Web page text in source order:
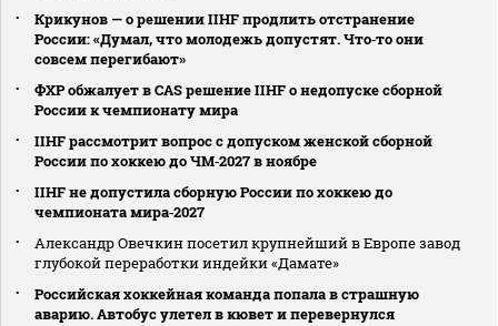
Крикунов — о решении IIHF продлить отстранение
России: «Думал, что молодежь допустят. Что‑то они
совсем перегибают»
ФХР обжалует в CAS решение IIHF о недопуске сборной
России к чемпионату мира
IIHF рассмотрит вопрос с допуском женской сборной
России по хоккею до ЧМ‑2027 в ноябре
IIHF не допустила сборную России по хоккею до
чемпионата мира‑2027
Александр Овечкин посетил крупнейший в Европе завод
глубокой переработки индейки «Дамате»
Российская хоккейная команда попала в страшную
аварию. Автобус улетел в кювет и перевернулся